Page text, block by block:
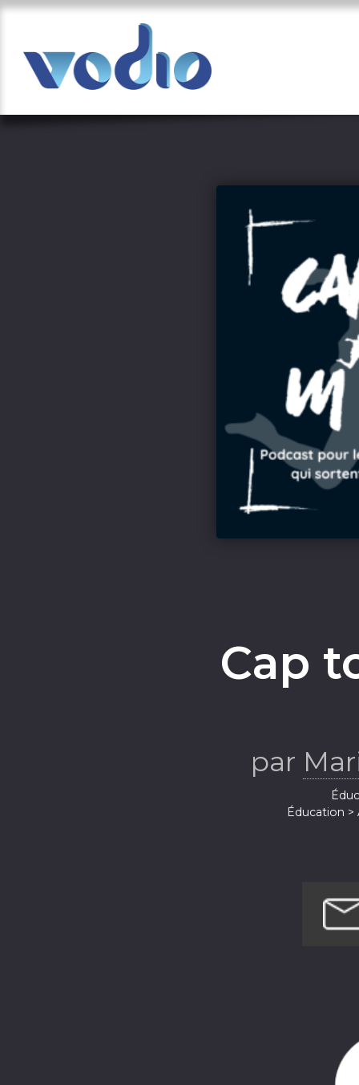
Cap
par
Éducation